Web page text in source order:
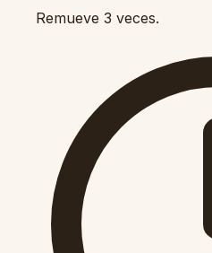
Remueve 3 veces.